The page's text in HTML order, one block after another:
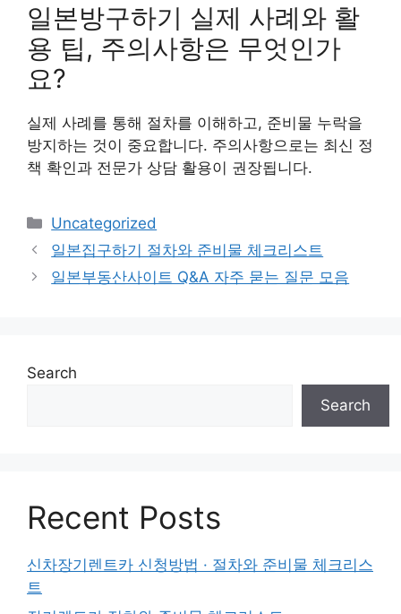
일본방구하기 실제 사례와 활
용 팁, 주의사항은 무엇인가
요?
실제 사례를 통해 절차를 이해하고, 준비물 누락을
방지하는 것이 중요합니다. 주의사항으로는 최신 정
책 확인과 전문가 상담 활용이 권장됩니다.
Categories
Uncategorized
일본집구하기 절차와 준비물 체크리스트
일본부동산사이트 Q&A 자주 묻는 질문 모음
Search
Search
Recent Posts
신차장기렌트카 신청방법 · 절차와 준비물 체크리스
트